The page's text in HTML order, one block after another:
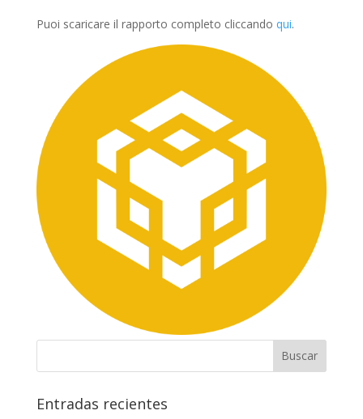
Puoi scaricare il rapporto completo cliccando qui.
Entradas recientes